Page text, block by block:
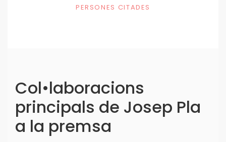
PERSONES CITADES
Col•laboracions
principals de Josep Pla
a la premsa